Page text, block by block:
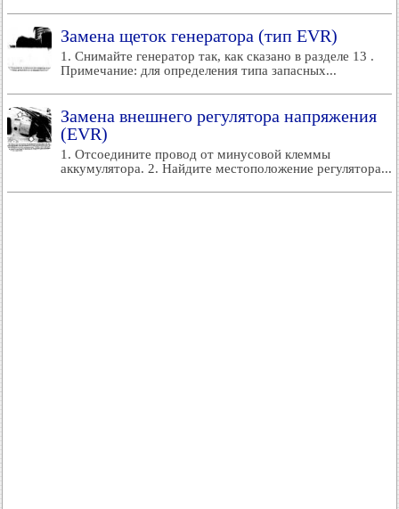
Замена щеток генератора (тип EVR)
1. Снимайте генератор так, как сказано в разделе 13 .
Примечание: для определения типа запасных...
Замена внешнего регулятора напряжения
(EVR)
1. Отсоедините провод от минусовой клеммы
аккумулятора. 2. Найдите местоположение регулятора...